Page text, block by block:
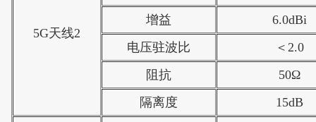
5G天线2
增益
6.0dBi
电压驻波比
＜2.0
阻抗
50Ω
隔离度
15dB